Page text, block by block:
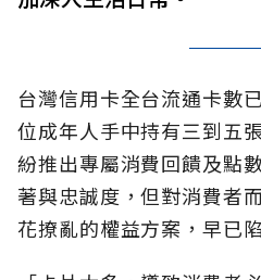
台灣信用卡全台流通卡數
位成年人手中持有三到五
紛推出專屬消費回饋及點
著與忠誠度，但對消費者
花撩亂的權益方案，早已